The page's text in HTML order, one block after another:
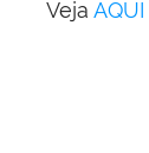
Veja AQUI